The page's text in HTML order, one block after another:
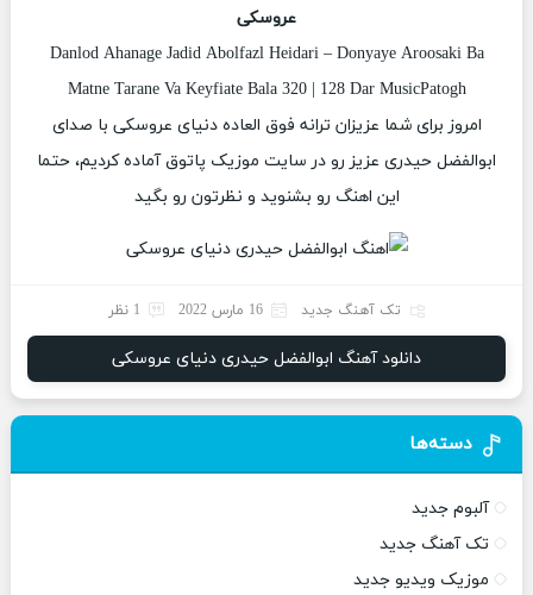
عروسکی
Danlod Ahanage Jadid Abolfazl Heidari – Donyaye Aroosaki Ba
Matne Tarane Va Keyfiate Bala 320 | 128 Dar MusicPatogh
امروز برای شما عزیزان ترانه فوق العاده دنیای عروسکی با صدای
ابوالفضل حیدری عزیز رو در سایت موزیک پاتوق آماده کردیم، حتما
این اهنگ رو بشنوید و نظرتون رو بگید
تک آهنگ جدید 16 مارس 2022 1 نظر
دانلود آهنگ ابوالفضل حیدری دنیای عروسکی
دسته‌ها
آلبوم جدید
تک آهنگ جدید
موزیک ویدیو جدید